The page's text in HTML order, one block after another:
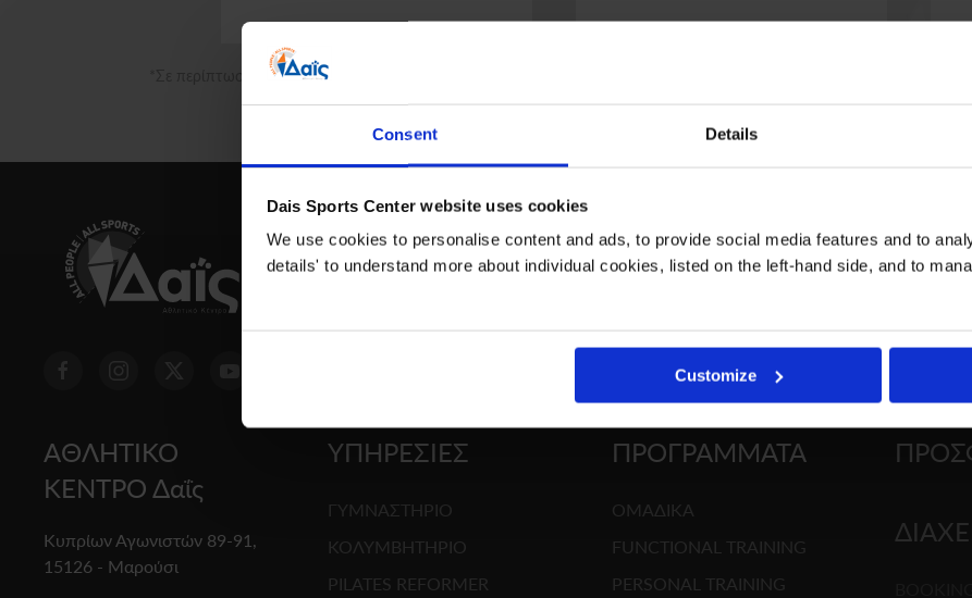
Consent Details
Dais Sports Center website uses cookies
We use cookies to personalise content and ads, to provide social media features and to
details' to understand more about individual cookies, listed on the left-hand side, and to
Customize
*Σε περίπτωση επιλογής ως τρόπου πληρωμής την Τραπεζική κατάθεση θα σας σταλεί ένα email με τα στοιχειά του
ΑΘΛΗΤΙΚΟ
ΚΕΝΤΡΟ Δαΐς
Κυπρίων Αγωνιστών 89-91,
15126 - Μαρούσι
ΥΠΗΡΕΣΙΕΣ
ΓΥΜΝΑΣΤΗΡΙΟ
ΚΟΛΥΜΒΗΤΗΡΙΟ
PILATES REFORMER
ΠΡΟΓΡΑΜΜΑΤΑ
ΟΜΑΔΙΚΑ
FUNCTIONAL TRAINING
PERSONAL TRAINING